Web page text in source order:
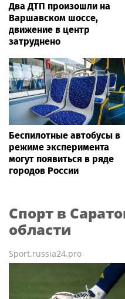
Два ДТП произошли на
Варшавском шоссе,
движение в центр
затруднено
Беспилотные автобусы в
режиме эксперимента
могут появиться в ряде
городов России
Спорт в
области
Sport.russia24.pro